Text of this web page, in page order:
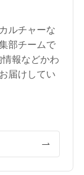
ルチャーな
部チームで
報などかわ
届けしてい